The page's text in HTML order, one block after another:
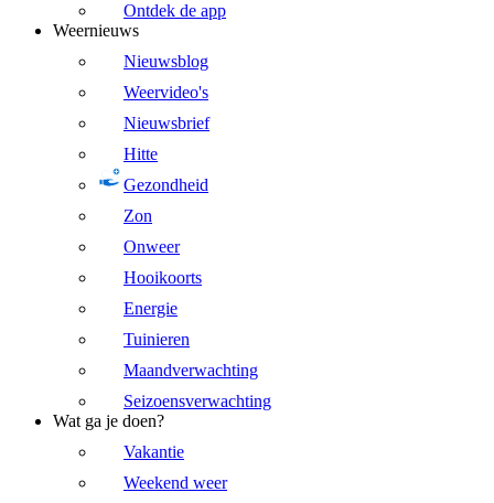
Ontdek de app
Weernieuws
Nieuwsblog
Weervideo's
Nieuwsbrief
Hitte
Gezondheid
Zon
Onweer
Hooikoorts
Energie
Tuinieren
Maandverwachting
Seizoensverwachting
Wat ga je doen?
Vakantie
Weekend weer